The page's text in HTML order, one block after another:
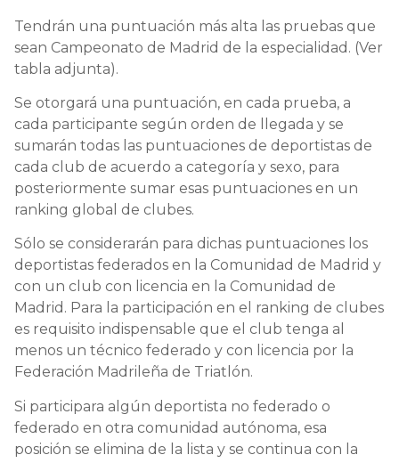
Tendrán una puntuación más alta las pruebas que
sean Campeonato de Madrid de la especialidad. (Ver
tabla adjunta).
Se otorgará una puntuación, en cada prueba, a
cada participante según orden de llegada y se
sumarán todas las puntuaciones de deportistas de
cada club de acuerdo a categoría y sexo, para
posteriormente sumar esas puntuaciones en un
ranking global de clubes.
Sólo se considerarán para dichas puntuaciones los
deportistas federados en la Comunidad de Madrid y
con un club con licencia en la Comunidad de
Madrid. Para la participación en el ranking de clubes
es requisito indispensable que el club tenga al
menos un técnico federado y con licencia por la
Federación Madrileña de Triatlón.
Si participara algún deportista no federado o
federado en otra comunidad autónoma, esa
posición se elimina de la lista y se continua con la